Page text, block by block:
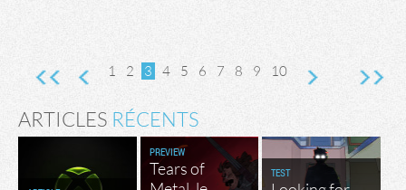
1 2 3 4 5 6 7 8 9 10
ARTICLES RÉCENTS
PREVIEW
Tears of
TEST